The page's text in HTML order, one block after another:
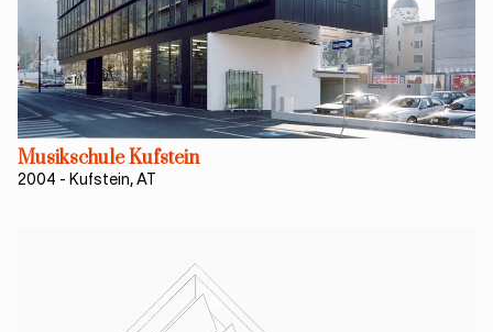
Musikschule Kufstein
2004 - Kufstein, AT